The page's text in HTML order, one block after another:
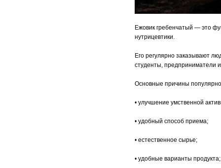
Ежовик гребенчатый — это
нутрицевтики.
Его регулярно заказывают
студенты, предприниматели
Основные причины
• улучшение умственной
• удобный способ приема;
• естественное сырье;
• удобные варианты продукта;